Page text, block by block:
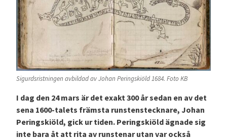
Sigurdsristningen avbildad av Johan Peringskiöld 1684. Foto KB
I dag den 24 mars är det exakt 300 år sedan en av det
sena 1600-talets främsta runstenstecknare, Johan
Peringskiöld, gick ur tiden. Peringskiöld ägnade sig
inte bara åt att rita av runstenar utan var också